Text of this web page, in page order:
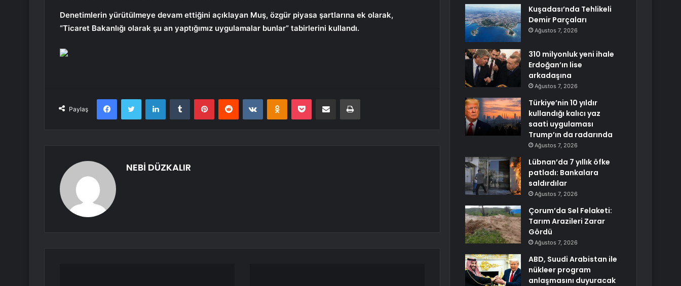
Denetimlerin yürütülmeye devam ettiğini açıklayan Muş, özgür piyasa şartlarına ek olarak,
“Ticaret Bakanlığı olarak şu an yaptığımız uygulamalar bunlar” tabirlerini kullandı.
Paylaş
FacebookTwitter LinkedInTumblr PinterestReddit VKontakteOdnoklassniki
Pocket E-Posta ile paylaş Yazdır
NEBİ DÜZKALIR
Kuşadası’nda Tehlikeli
Demir Parçaları
Ağustos 7, 2026
310 milyonluk yeni ihale
Erdoğan’ın lise
arkadaşına
Ağustos 7, 2026
Türkiye’nin 10 yıldır
kullandığı kalıcı yaz
saati uygulaması
Trump’ın da radarında
Ağustos 7, 2026
Lübnan’da 7 yıllık öfke
patladı: Bankalara
saldırdılar
Ağustos 7, 2026
Çorum’da Sel Felaketi:
Tarım Arazileri Zarar
Gördü
Ağustos 7, 2026
ABD, Suudi Arabistan ile
nükleer program
anlaşmasını duyuracak